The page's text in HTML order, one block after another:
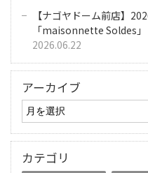
【ナゴヤドーム前店】
「maisonnette Soldes」
2026.06.22
アーカイブ
カテゴリ